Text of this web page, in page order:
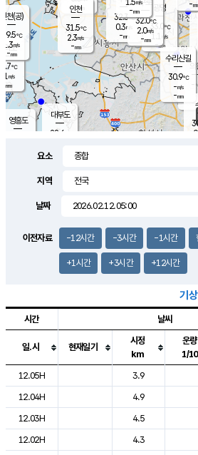
의도
℃
m/s
mm
영흥도
0.0m/s
대부도
28.6
-mm
-
광명
33.0
℃
1.1 m/s
-mm
32.3℃
0.3m/s
-mm
구로
32.0℃
2.0m/s
-mm
수리산길
30.9℃
-m/s
-mm
인천(공)
29.5℃
1.3m/s
-mm
m/s
-mm
인천
31.5℃
2.3m/s
-mm
-mm
요소
지역
날짜
이전자료 -12시간 -3시간 -1시간
+1시간 +3시간 +12시간
기
도시별 기상실황표로 지점, 날씨, 기온, 강
시간 날씨
일.시 현재일기
시정
km
운량
1/10
12.05H
3.9
12.04H
4.9
12.03H
4.5
12.02H
4.3